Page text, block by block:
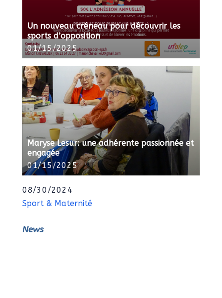
Un nouveau créneau pour découvrir les
sports d’opposition
01/15/2025
Maryse Lesur: une adhérente passionnée et
engagée
01/15/2025
08/30/2024
Sport & Maternité
News